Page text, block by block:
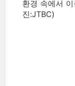
환경 속에서
진:JTBC)